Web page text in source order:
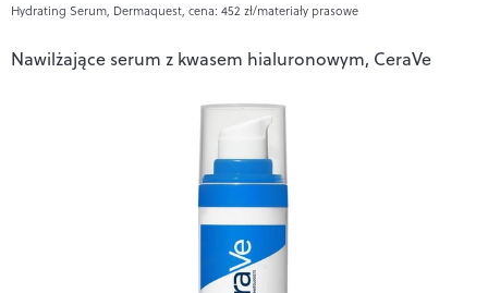
Hydrating Serum, Dermaquest, cena: 452 zł/materiały prasowe
Nawilżające serum z kwasem hialuronowym, CeraVe